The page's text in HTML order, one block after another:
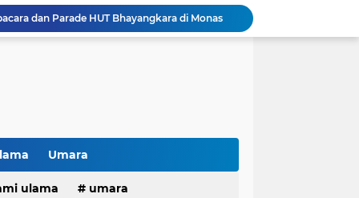
dan Parade HUT Bhayangkara di Monas
Jalin Silaturahmi dan Kekompakan, Laskar News Ngopi Bareng Di Warkop RRK Surabaya .
Beri Santunan Korban Gempa***
Kasatpol PP Surabaya Pecat Oknum Investasi dan Arisan Bodong Ratusan Juta
TERKINI)NEWS.YANG KE 1
Umara
ulama umara